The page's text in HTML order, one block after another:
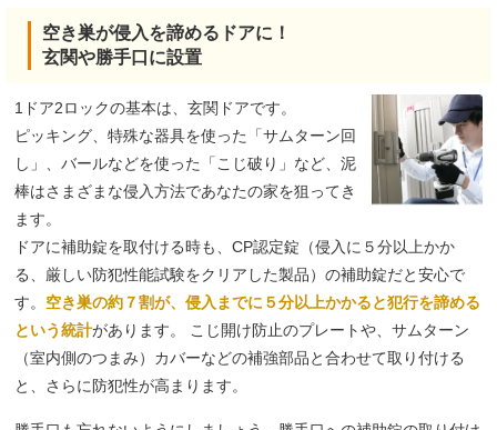
空き巣が侵入を諦めるドアに！
玄関や勝手口に設置
1ドア2ロックの基本は、玄関ドアです。
ピッキング、特殊な器具を使った「サムターン回
し」、バールなどを使った「こじ破り」など、泥
棒はさまざまな侵入方法であなたの家を狙ってき
ます。
ドアに補助錠を取付ける時も、CP認定錠（侵入に５分以上かか
る、厳しい防犯性能試験をクリアした製品）の補助錠だと安心で
す。 空き巣の約７割が、侵入までに５分以上かかると犯行を諦める
という統計があります。 こじ開け防止のプレートや、サムターン
（室内側のつまみ）カバーなどの補強部品と合わせて取り付ける
と、さらに防犯性が高まります。